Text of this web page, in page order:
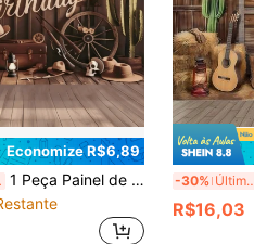
Economize R$6,89
1 Peça Painel de Bottom de Aniversário com Tema Cowboy Ocidental 2D - Design de Parede de Madeira Vintage com Luzes de Corda, Apresentando o Slogan "Feliz Aniversário", Adequado para Festas de Aniversário, Casamentos, Decoração Rústica para Casa, Eventos Internos/Externos, Decoração Multifuncional para Celebrações de Feriados, Adereço para Cabine de Fotos, Essencial para Organizadores de Eventos
-30%
R$16,03